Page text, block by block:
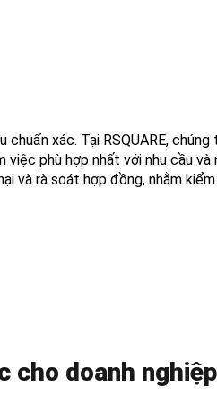
xác. Tại RSQUARE,
phù hợp nhất với nhu cầu
và rà soát hợp đồng, nhằm
cho doanh